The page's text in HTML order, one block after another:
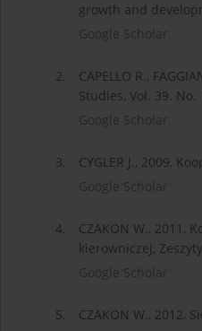
growth and
Google Scholar
2.
CAPELLO R.,
Studies, Vol. 39. No.
Google Scholar
3.
CYGLER J., 2009,
Google Scholar
4.
CZAKON W., 2011,
kierowniczej,
Google Scholar
5.
CZAKON W., 2012,